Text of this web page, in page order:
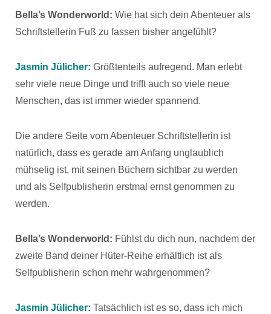
Bella’s Wonderworld: Wie hat sich dein Abenteuer als
Schriftstellerin Fuß zu fassen bisher angefühlt?
Jasmin Jülicher: Größtenteils aufregend. Man erlebt
sehr viele neue Dinge und trifft auch so viele neue
Menschen, das ist immer wieder spannend.
Die andere Seite vom Abenteuer Schriftstellerin ist
natürlich, dass es gerade am Anfang unglaublich
mühselig ist, mit seinen Büchern sichtbar zu werden
und als Selfpublisherin erstmal ernst genommen zu
werden.
Bella’s Wonderworld: Fühlst du dich nun, nachdem der
zweite Band deiner Hüter-Reihe erhältlich ist als
Selfpublisherin schon mehr wahrgenommen?
Jasmin Jülicher: Tatsächlich ist es so, dass ich mich